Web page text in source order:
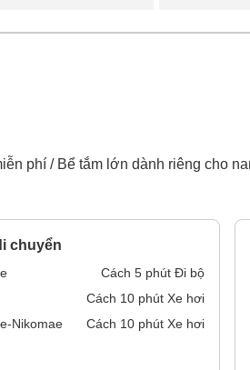
phí / Bể tắm lớn dành riêng cho
chuyển
Cách 5phút Đi bộ
Cách 10phút Xe hơi
Nikomae
Cách 10phút Xe hơi